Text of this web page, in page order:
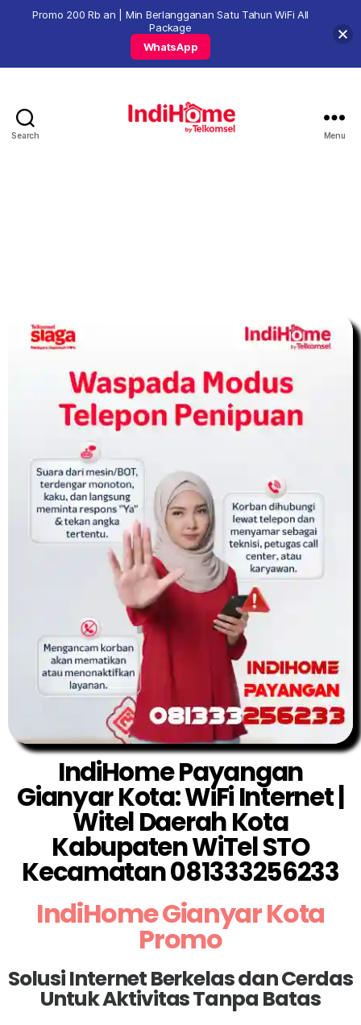
Search Menu
IndiHome Payangan
Gianyar Kota: WiFi Internet |
Witel Daerah Kota
Kabupaten WiTel STO
Kecamatan 081333256233
IndiHome Gianyar Kota
Promo
Solusi Internet Berkelas dan Cerdas
Untuk Aktivitas Tanpa Batas
Promo 200 Rb an | Min Berlangganan Satu Tahun WiFi All
Package
WhatsApp